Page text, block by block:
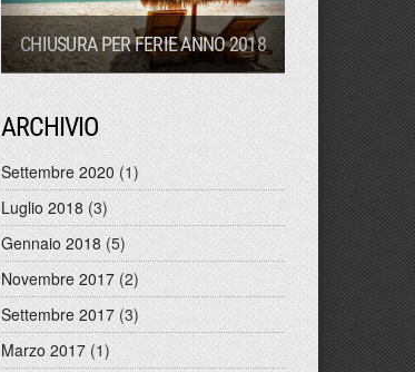
CHIUSURA PER FERIE ANNO 2018
ARCHIVIO
Settembre 2020 (1)
Luglio 2018 (3)
Gennaio 2018 (5)
Novembre 2017 (2)
Settembre 2017 (3)
Marzo 2017 (1)